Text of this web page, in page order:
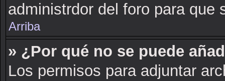
administrdor del foro para que
Arriba
» ¿Por qué no se puede
Los permisos para adjuntar